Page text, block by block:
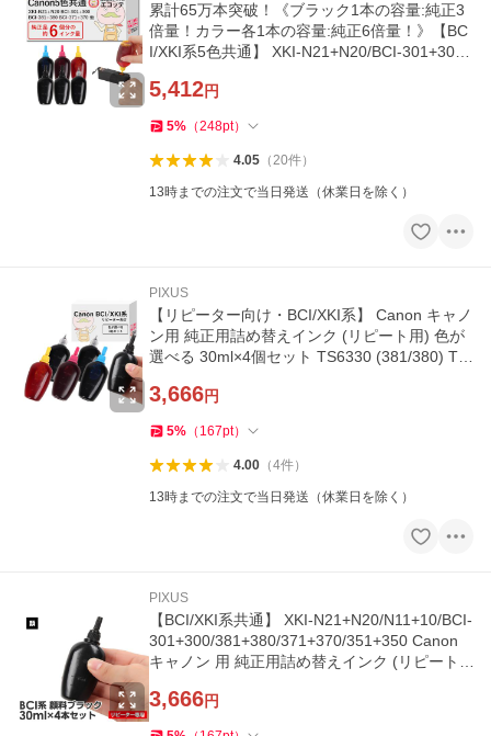
累計65万本突破！《ブラック1本の容量:純正3
倍量！カラー各1本の容量:純正6倍量！》【BC
I/XKI系5色共通】 XKI-N21+N20/BCI-301+300/
5,412円
5% （248pt）
4.05（20件）
13時までの注文で当日発送（休業日を除く）
PIXUS
【リピーター向け・BCI/XKI系】 Canon キャノ
ン用 純正用詰め替えインク (リピート用) 色が
選べる 30ml×4個セット TS6330 (381/380) TS
3,666円
5% （ 167pt）
4.00（4件）
13時までの注文で当日発送（休業日を除く）
PIXUS
【BCI/XKI系共通】 XKI-N21+N20/N11+10/BCI-
301+300/381+380/371+370/351+350 Canon
キャノン 用 純正用詰め替えインク (リピート
3,666円